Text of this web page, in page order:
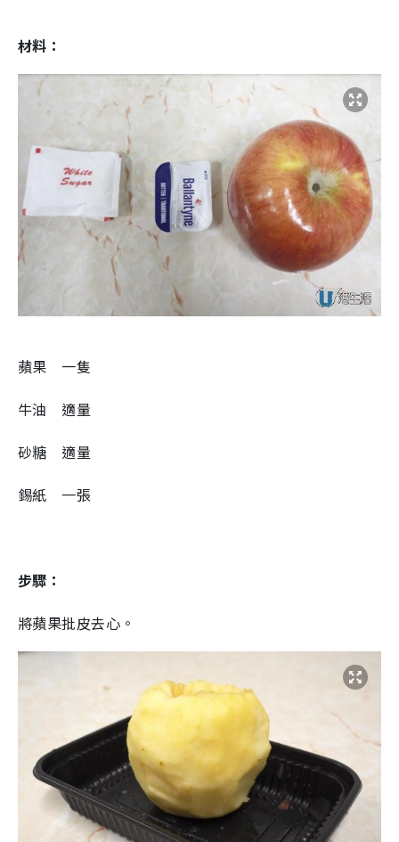
材料：
蘋果 一隻
牛油 適量
砂糖 適量
錫紙 一張
步驟：
將蘋果批皮去心。